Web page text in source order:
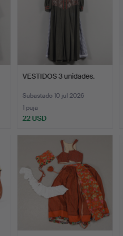
VESTIDOS 3 unidades.
Subastado 10 jul 2026
1 puja
22 USD